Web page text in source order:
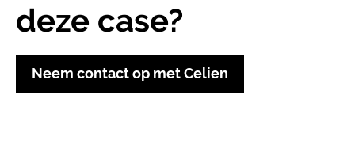
deze case?
Neem contact op met Celien